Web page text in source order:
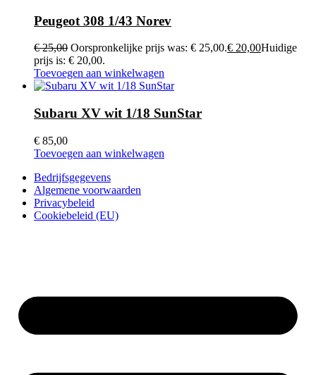
Peugeot 308 1/43 Norev
€25,00 Oorspronkelijke prijs was: € 25,00.€ 20,00Huidige
prijs is: € 20,00.
Toevoegen aan winkelwagen
Subaru XV wit 1/18 SunStar
€ 85,00
Toevoegen aan winkelwagen
Bedrijfsgegevens
Algemene voorwaarden
Privacybeleid
Cookiebeleid (EU)